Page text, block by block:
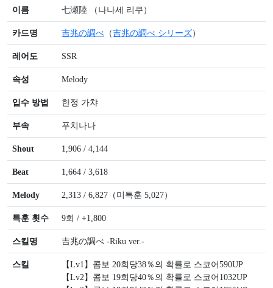
이름 七瀬陸 （나나세 리쿠）
카드명 吉兆の調べ （吉兆の調べ シリーズ）
레어도 SSR
속성 Melody
입수 방법 한정 가챠
부속 푸치나나
Shout 1,906 / 4,144
Beat 1,664 / 3,618
Melody 2,313 / 6,827（미특훈 5,027）
특훈 횟수 9회 / +1,800
스킬명 吉兆の調べ -Riku ver.-
스킬
【Lv1】콤보 20회당38％의 확률로 스코어590UP
【Lv2】콤보 19회당40％의 확률로 스코어1032UP